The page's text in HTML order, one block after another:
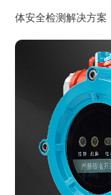
体安全检测解决方案